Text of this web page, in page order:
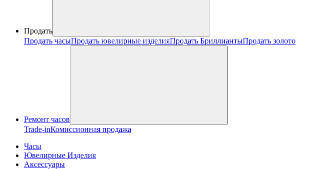
Продать
Продать часыПродать ювелирные изделияПродать БриллиантыПродать золото
Ремонт часов
Trade-inКомиссионная продажа
Часы
Ювелирные Изделия
Аксессуары